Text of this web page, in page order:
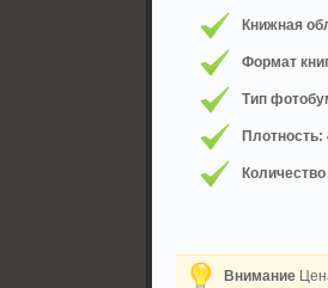
Книжная
Формат
Тип
Плотность:
Внимание